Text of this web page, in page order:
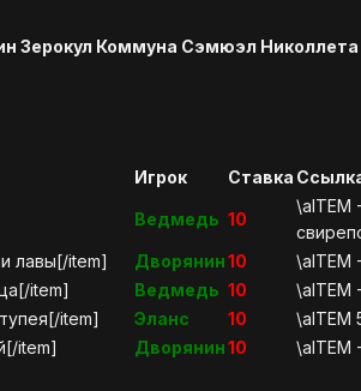
Зерокул Коммуна Сэмюэл Николлета
Игрок Ставка
Ведмедь 10
\aITEM
лавы[/item]
Дворянин10
\aITEM
item]
Ведмедь 10
\aITEM
item]
Эланс 10
\aITEM
item]
Дворянин10 \aITEM